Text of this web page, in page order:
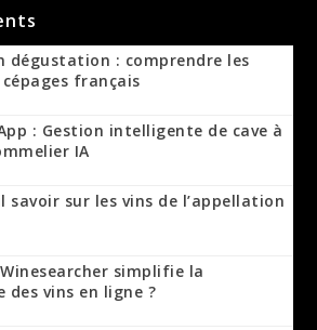
dégustation : comprendre les
français
: Gestion intelligente de cave à
IA
savoir sur les vins de l’appellation
simplifie la
des vins en ligne ?